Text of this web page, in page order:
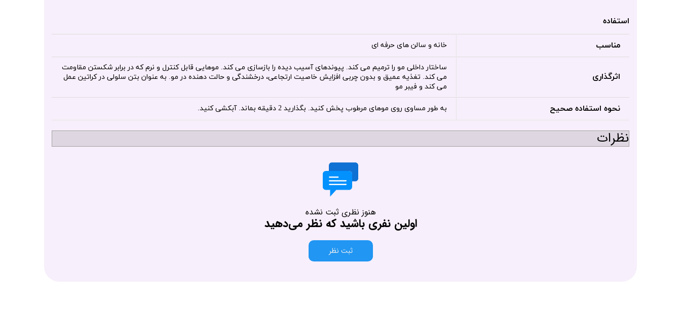
استفاده
مناسب خانه و سالن های حرفه ای
اثرگذاری
ساختار داخلی مو را ترمیم می کند. پیوندهای آسیب دیده را بازسازی می کند. موهایی قابل کنترل و نرم که در برابر شکستن مقاومت
می کند. تغذیه عمیق و بدون چربی افزایش خاصیت ارتجاعی، درخشندگی و حالت دهنده در مو. به عنوان بتن سلولی در کراتین عمل
می کند و فیبر مو
نحوه استفاده صحیح به طور مساوی روی موهای مرطوب پخش کنید. بگذارید 2 دقیقه بماند. آبکشی کنید.
نظرات
هنوز نظری ثبت نشده
اولین نفری باشید که نظر می‌دهید
ثبت نظر